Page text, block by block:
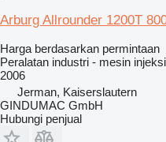
Arburg Allrounder 1200T
Harga berdasarkan permintaan
Peralatan industri - mesin
2006
Jerman, Kaiserslautern
GINDUMAC GmbH
Hubungi penjual